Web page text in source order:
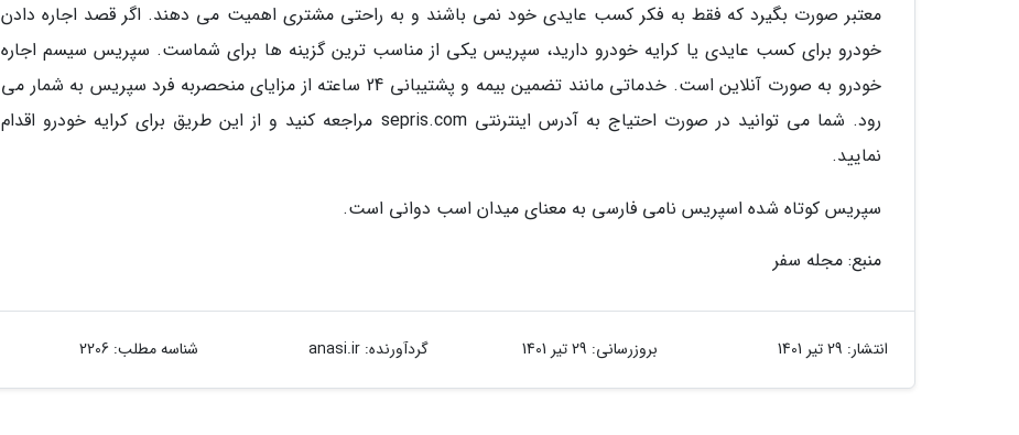
معتبر صورت بگیرد که فقط به فکر کسب عایدی خود نمی باشند و به راحتی مشتری اهمیت می دهند. اگر قصد اجاره دادن
خودرو برای کسب عایدی یا کرایه خودرو دارید، سپریس یکی از مناسب ترین گزینه ها برای شماست. سپریس سیسم اجاره
خودرو به صورت آنلاین است. خدماتی مانند تضمین بیمه و پشتیبانی 24 ساعته از مزایای منحصربه فرد سپریس به شمار می
رود. شما می توانید در صورت احتیاج به آدرس اینترنتی sepris.com مراجعه کنید و از این طریق برای کرایه خودرو اقدام
نمایید.
سپریس کوتاه شده اسپریس نامی فارسی به معنای میدان اسب دوانی است.
منبع: مجله سفر
انتشار: 29 تیر 1401 بروزرسانی: 29 تیر 1401 گردآورنده:anasi.ir شناسه مطلب: 2206